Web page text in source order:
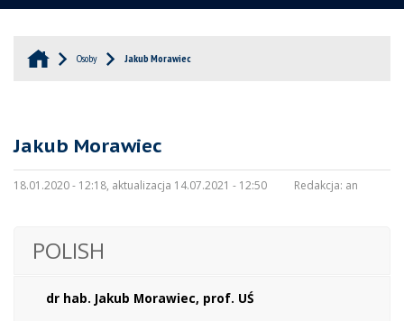
Osoby Jakub Morawiec
Jakub Morawiec
18.01.2020 - 12:18, aktualizacja 14.07.2021 - 12:50 Redakcja: an
POLISH
dr hab. Jakub Morawiec, prof. UŚ